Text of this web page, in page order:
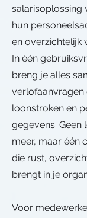
salarisoplossing
hun
en overzichtelijk
In één
breng je alles
verlofaanvragen
loonstroken en
gegevens. Geen
meer, maar één
die rust,
brengt in je
Voor